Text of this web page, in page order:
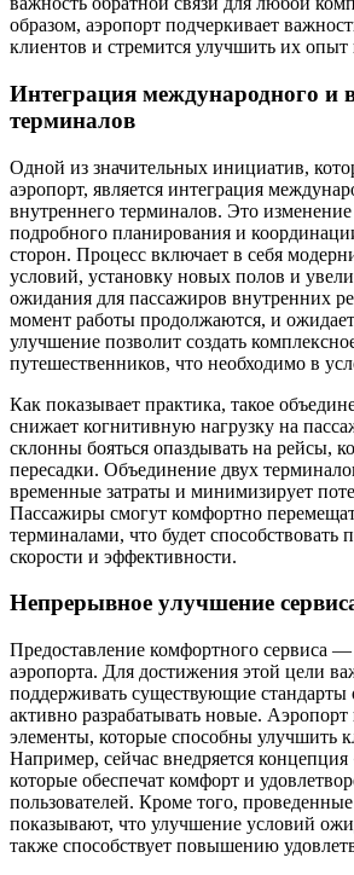
образом, аэропорт подчеркивает
клиентов и стремится улучшить их
Интеграция международного и
терминалов
Одной из значительных инициатив,
аэропорт, является интеграция
внутреннего терминалов. Это изменение
подробного планирования и
сторон. Процесс включает в себя
условий, установку новых полов и
ожидания для пассажиров внутренних
момент работы продолжаются, и
улучшение позволит создать
путешественников, что необходимо в
Как показывает практика, такое
снижает когнитивную нагрузку на
склонны бояться опаздывать на рейсы,
пересадки. Объединение двух
временные затраты и минимизирует
Пассажиры смогут комфортно
терминалами, что будет
скорости и эффективности.
Непрерывное улучшение
Предоставление комфортного сервиса —
аэропорта. Для достижения этой цели
поддерживать существующие
активно разрабатывать новые.
элементы, которые способны улучшить
Например, сейчас внедряется
которые обеспечат комфорт и
пользователей. Кроме того,
показывают, что улучшение условий
также способствует повышению